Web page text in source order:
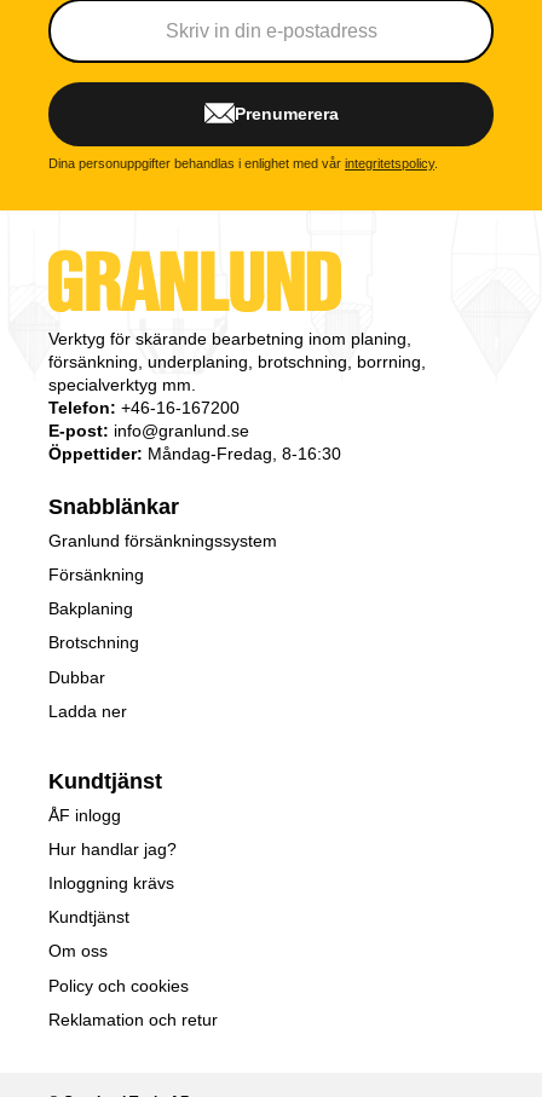
Prenumerera
Dina personuppgifter behandlas i enlighet med vår integritetspolicy.
Verktyg för skärande bearbetning inom planing,
försänkning, underplaning, brotschning, borrning,
specialverktyg mm.
Telefon: +46-16-167200
E-post: info@granlund.se
Öppettider: Måndag-Fredag, 8-16:30
Snabblänkar
Granlund försänkningssystem
Försänkning
Bakplaning
Brotschning
Dubbar
Ladda ner
Kundtjänst
ÅF inlogg
Hur handlar jag?
Inloggning krävs
Kundtjänst
Om oss
Policy och cookies
Reklamation och retur